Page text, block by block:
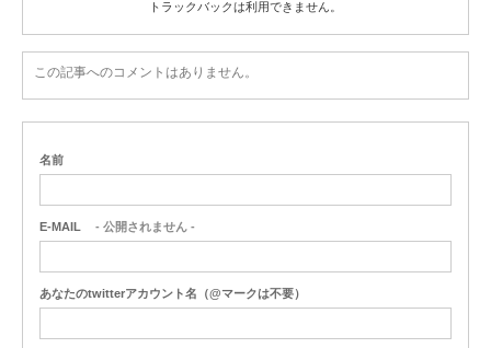
トラックバックは利用できません。
この記事へのコメントはありません。
名前
E-MAIL - 公開されません -
あなたのtwitterアカウント名（@マークは不要）